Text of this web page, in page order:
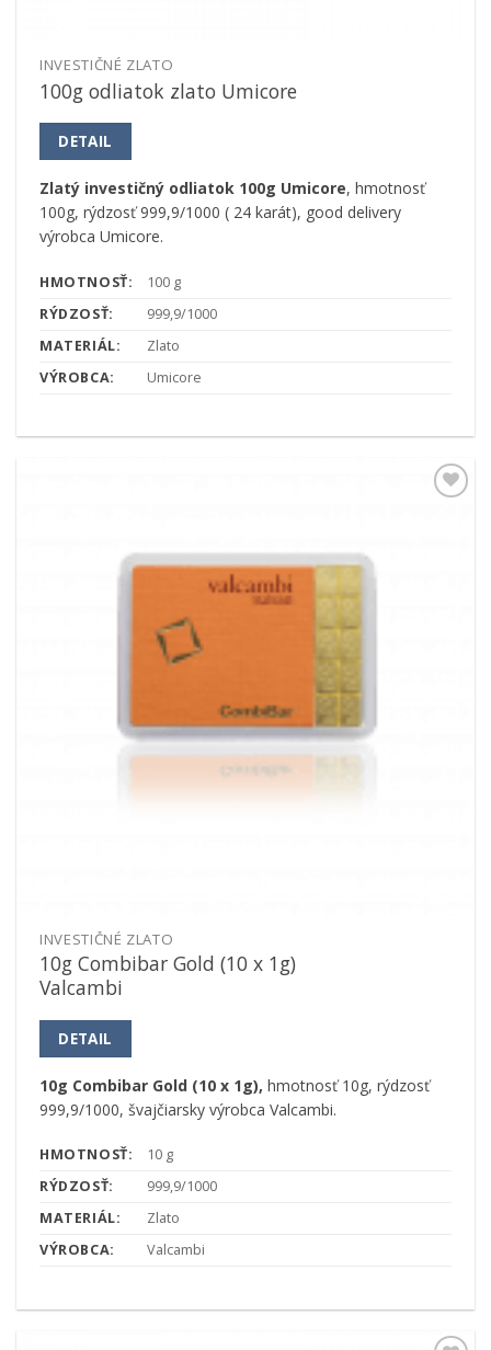
INVESTIČNÉ ZLATO
100g odliatok zlato Umicore
DETAIL
Zlatý investičný odliatok 100g Umicore, hmotnosť
100g, rýdzosť 999,9/1000 ( 24 karát), good delivery
výrobca Umicore.
HMOTNOSŤ:
100 g
RÝDZOSŤ:
999,9/1000
MATERIÁL:
Zlato
VÝROBCA:
Umicore
INVESTIČNÉ ZLATO
10g Combibar Gold (10 x 1g)
Valcambi
DETAIL
10g Combibar Gold (10 x 1g), hmotnosť 10g, rýdzosť
999,9/1000, švajčiarsky výrobca Valcambi.
HMOTNOSŤ:
10 g
RÝDZOSŤ:
999,9/1000
MATERIÁL:
Zlato
VÝROBCA:
Valcambi